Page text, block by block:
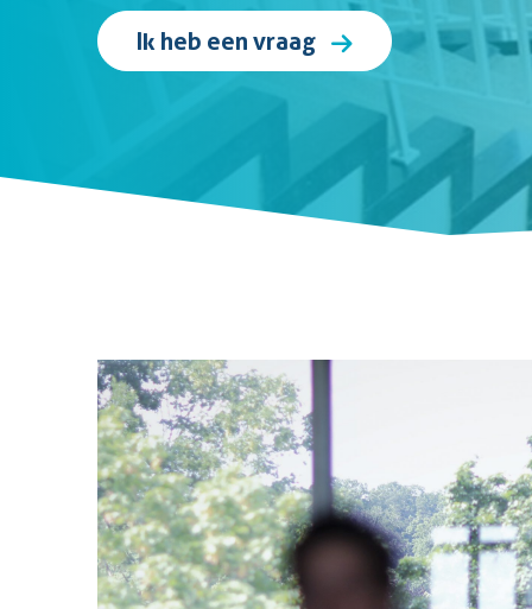
Ik heb een vraag